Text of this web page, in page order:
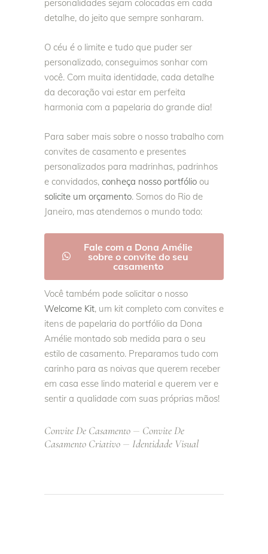
personalidades sejam colocadas em cada
detalhe, do jeito que sempre sonharam.
O céu é o limite e tudo que puder ser
personalizado, conseguimos sonhar com
você. Com muita identidade, cada detalhe
da decoração vai estar em perfeita
harmonia com a papelaria do grande dia!
Para saber mais sobre o nosso trabalho com
convites de casamento e presentes
personalizados para madrinhas, padrinhos
e convidados, conheça nosso portfólio ou
solicite um orçamento. Somos do Rio de
Janeiro, mas atendemos o mundo todo:
Fale com a Dona Amélie
sobre o convite do seu
casamento
Você também pode solicitar o nosso
Welcome Kit, um kit completo com convites e
itens de papelaria do portfólio da Dona
Amélie montado sob medida para o seu
estilo de casamento. Preparamos tudo com
carinho para as noivas que querem receber
em casa esse lindo material e querem ver e
sentir a qualidade com suas próprias mãos!
Convite De Casamento
Convite De
Casamento Criativo
Identidade Visual